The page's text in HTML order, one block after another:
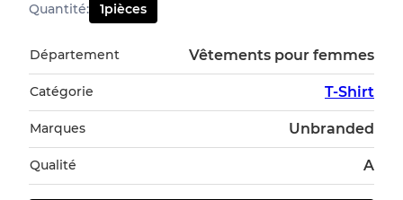
Quantité: 1pièces
Département Vêtements pour femmes
Catégorie T-Shirt
Marques Unbranded
Qualité A